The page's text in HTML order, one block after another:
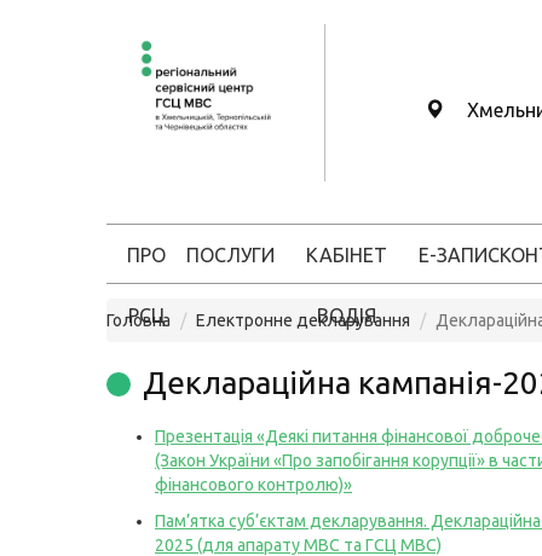
ПРО
РСЦ
ПОСЛУГИ КАБІНЕТ
ВОДІЯ
Е-ЗАПИС
Головна Електронне декларування
Деклараційна кампанія-
Презентація «Деякі питання фінансової
(Закон України «Про запобігання корупції» в
фінансового контролю)»
Пам’ятка суб’єктам декларування. Деклараційна
2025 (для апарату МВС та ГСЦ МВС)